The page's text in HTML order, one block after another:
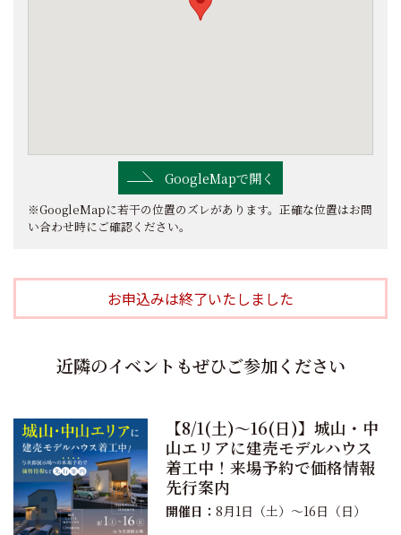
GoogleMapで開く
※GoogleMapに若干の位置のズレがあります。正確な位置はお問
い合わせ時にご確認ください。
お申込みは終了いたしました
近隣のイベントもぜひご参加ください
【8/1(土)〜16(日)】城山・中
山エリアに建売モデルハウス
着工中！来場予約で価格情報
先行案内
開催日： 8月1日（土）〜16日（日）